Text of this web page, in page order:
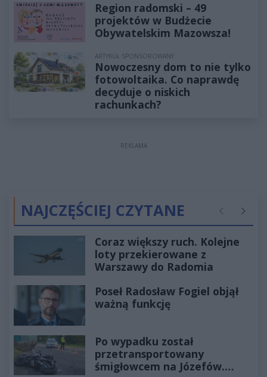
Region radomski – 49
projektów w Budżecie
Obywatelskim Mazowsza!
ARTYKUŁ SPONSOROWANY
Nowoczesny dom to nie tylko
fotowoltaika. Co naprawdę
decyduje o niskich
rachunkach?
REKLAMA
NAJCZĘŚCIEJ CZYTANE Poprzednie
Coraz większy ruch. Kolejne
loty przekierowane z
Warszawy do Radomia
Poseł Radosław Fogiel objął
ważną funkcję
Po wypadku został
przetransportowany
śmigłowcem na Józefów.